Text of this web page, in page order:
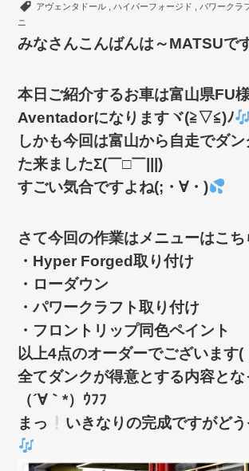
アヴェンタドール ,ハイパーフォージド パワークラ
ニ
本日ご紹介するお車は富山県FU
Aventadorになりますヾ(≧▽≦)ﾉ
しかも今回は富山から自走でダ
た来ましたΣ(￣□￣|||)
すごい気合ですよね(;・∀・)
さて今回の作業はメニューはこち
・Hyper Forged取り付け
・ローダウン
・パワークラフト取り付け
・フロントリップ同色ペイント
以上4点のオーダーでございます(
全てダンクが得意とする内容と
（´∀｀*）ｳﾌﾌ
まっ